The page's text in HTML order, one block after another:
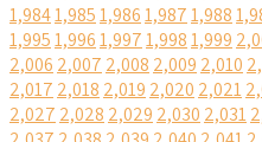
1,9841,9851,9861,9871,988
1,9951,9961,9971,9981,999
2,006 2,007 2,008 2,009 2,010
2,017 2,018 2,019 2,020 2,021
2,027 2,028 2,029 2,030 2,031